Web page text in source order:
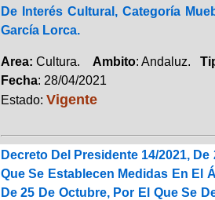
De Interés Cultural, Categoría
García Lorca.
Area: Cultura. Ambito: Andaluz.
Fecha: 28/04/2021
Estado: Vigente
Decreto Del Presidente 14/2021,
Que Se Establecen Medidas En El
De 25 De Octubre, Por El Que Se